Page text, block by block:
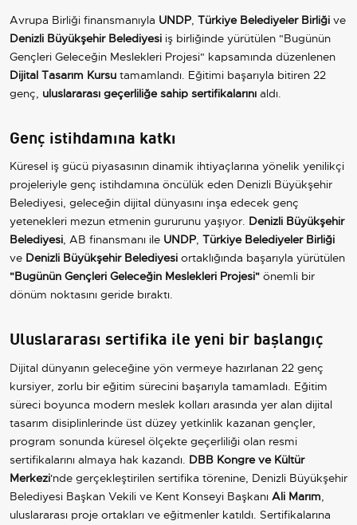
Avrupa Birliği finansmanıyla UNDP, Türkiye Belediyeler Birliği ve
Denizli Büyükşehir Belediyesi iş birliğinde yürütülen "Bugünün
Gençleri Geleceğin Meslekleri Projesi" kapsamında düzenlenen
Dijital Tasarım Kursu tamamlandı. Eğitimi başarıyla bitiren 22
genç, uluslararası geçerliliğe sahip sertifikalarını aldı.
Genç istihdamına katkı
Küresel iş gücü piyasasının dinamik ihtiyaçlarına yönelik yenilikçi
projeleriyle genç istihdamına öncülük eden Denizli Büyükşehir
Belediyesi, geleceğin dijital dünyasını inşa edecek genç
yetenekleri mezun etmenin gururunu yaşıyor. Denizli Büyükşehir
Belediyesi, AB finansmanı ile UNDP, Türkiye Belediyeler Birliği
ve Denizli Büyükşehir Belediyesi ortaklığında başarıyla yürütülen
"Bugünün Gençleri Geleceğin Meslekleri Projesi" önemli bir
dönüm noktasını geride bıraktı.
Uluslararası sertifika ile yeni bir başlangıç
Dijital dünyanın geleceğine yön vermeye hazırlanan 22 genç
kursiyer, zorlu bir eğitim sürecini başarıyla tamamladı. Eğitim
süreci boyunca modern meslek kolları arasında yer alan dijital
tasarım disiplinlerinde üst düzey yetkinlik kazanan gençler,
program sonunda küresel ölçekte geçerliliği olan resmi
sertifikalarını almaya hak kazandı. DBB Kongre ve Kültür
Merkezi'nde gerçekleştirilen sertifika törenine, Denizli Büyükşehir
Belediyesi Başkan Vekili ve Kent Konseyi Başkanı Ali Marım,
uluslararası proje ortakları ve eğitmenler katıldı. Sertifikalarına